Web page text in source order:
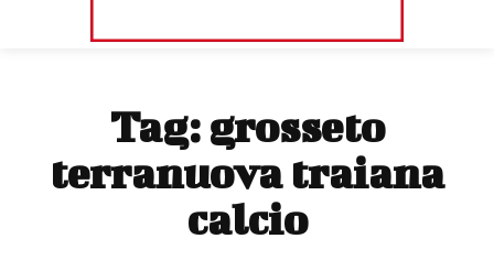
Tag: grosseto
terranuova traiana
calcio